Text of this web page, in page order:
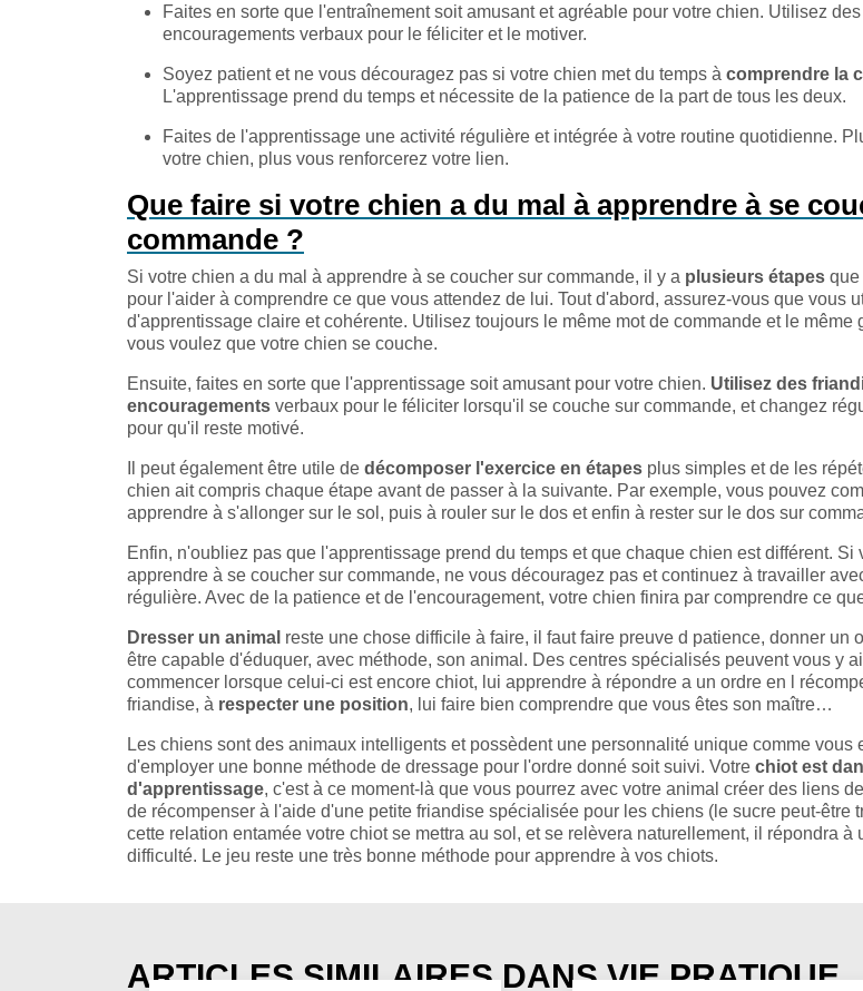
Faites en sorte que l'entraînement soit amusant et agréable pour votre chien. Utilisez
encouragements verbaux pour le féliciter et le motiver.
Soyez patient et ne vous découragez pas si votre chien met du temps à comprendre la
L'apprentissage prend du temps et nécessite de la patience de la part de tous les deux.
Faites de l'apprentissage une activité régulière et intégrée à votre routine quotidienne.
votre chien, plus vous renforcerez votre lien.
Que faire si votre chien a du mal à apprendre à se
commande ?
Si votre chien a du mal à apprendre à se coucher sur commande, il y a plusieurs étapes que
pour l'aider à comprendre ce que vous attendez de lui. Tout d'abord, assurez-vous que vous
d'apprentissage claire et cohérente. Utilisez toujours le même mot de commande et le même
vous voulez que votre chien se couche.
Ensuite, faites en sorte que l'apprentissage soit amusant pour votre chien. Utilisez des
encouragements verbaux pour le féliciter lorsqu'il se couche sur commande, et changez
pour qu'il reste motivé.
Il peut également être utile de décomposer l'exercice en étapes plus simples et de les
chien ait compris chaque étape avant de passer à la suivante. Par exemple, vous pouvez
apprendre à s'allonger sur le sol, puis à rouler sur le dos et enfin à rester sur le dos sur
Enfin, n'oubliez pas que l'apprentissage prend du temps et que chaque chien est différent. Si
apprendre à se coucher sur commande, ne vous découragez pas et continuez à travailler
régulière. Avec de la patience et de l'encouragement, votre chien finira par comprendre ce
Dresser un animal reste une chose difficile à faire, il faut faire preuve d patience, donner un
être capable d'éduquer, avec méthode, son animal. Des centres spécialisés peuvent vous y
commencer lorsque celui-ci est encore chiot, lui apprendre à répondre a un ordre en l
friandise, à respecter une position, lui faire bien comprendre que vous êtes son maître…
Les chiens sont des animaux intelligents et possèdent une personnalité unique comme vous
d'employer une bonne méthode de dressage pour l'ordre donné soit suivi. Votre chiot est
d'apprentissage, c'est à ce moment-là que vous pourrez avec votre animal créer des liens
de récompenser à l'aide d'une petite friandise spécialisée pour les chiens (le sucre peut-être
cette relation entamée votre chiot se mettra au sol, et se relèvera naturellement, il répondra à
difficulté. Le jeu reste une très bonne méthode pour apprendre à vos chiots.
ARTICLES SIMILAIRES DANS VIE PRATIQUE